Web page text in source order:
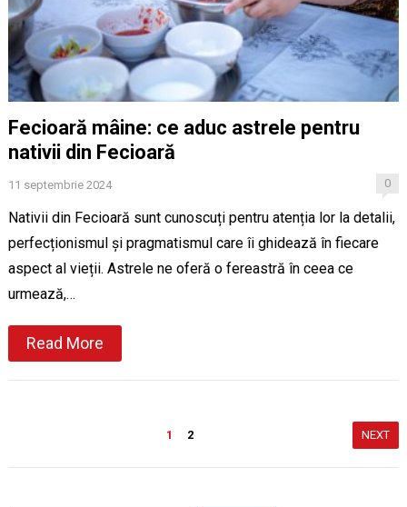
Fecioară mâine: ce aduc astrele pentru
nativii din Fecioară
11 septembrie 2024 0
Nativii din Fecioară sunt cunoscuți pentru atenția lor la detalii,
perfecționismul și pragmatismul care îi ghidează în fiecare
aspect al vieții. Astrele ne oferă o fereastră în ceea ce
urmează,…
Read More
1 2 NEXT